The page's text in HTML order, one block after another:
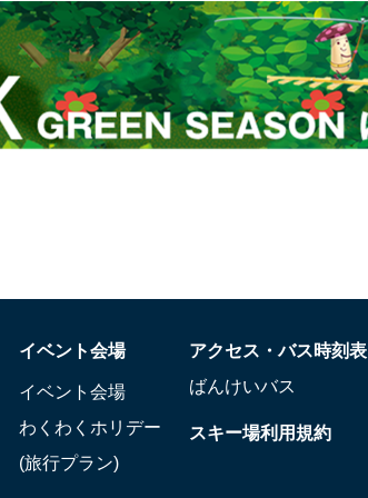
イベント会場
イベント会場
わくわくホリデー
(旅行プラン)
アクセス・バス時刻表
ばんけいバス
スキー場利用規約